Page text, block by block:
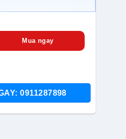
Mua ngay
0911287898